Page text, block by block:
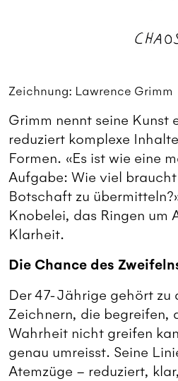
Zeichnung: Lawrence Grimm
Grimm nennt seine Kunst
reduziert komplexe
Formen. «Es ist wie eine
Aufgabe: Wie viel braucht
Botschaft zu
Knobelei, das Ringen um
Klarheit.
Die Chance des
Der 47-Jährige gehört zu
Zeichnern, die begreifen,
Wahrheit nicht greifen
genau umreisst. Seine
Atemzüge – reduziert,